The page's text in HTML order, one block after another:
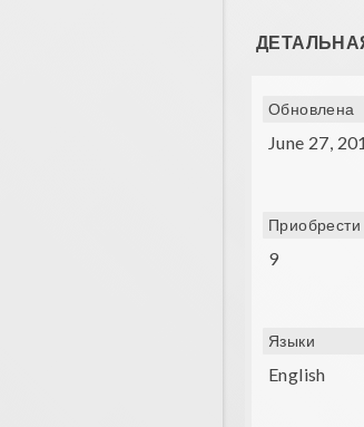
Обновлена
June 27,
Приобрести
9
Языки
English